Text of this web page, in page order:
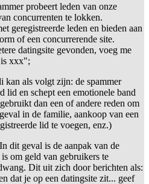
probeert leden van onze
concurrenten te lokken.
geregistreerde leden en bieden aan
of een concurrerende site.
datingsite gevonden, voeg me
is xxx";
kan als volgt zijn: de spammer
lid en schept een emotionele band
dan een of andere reden om
in de familie, aankoop van een
lid te voegen, enz.)
dit geval is de aanpak van de
om geld van gebruikers te
Dit uit zich door berichten als:
dat je op een datingsite zit... geef